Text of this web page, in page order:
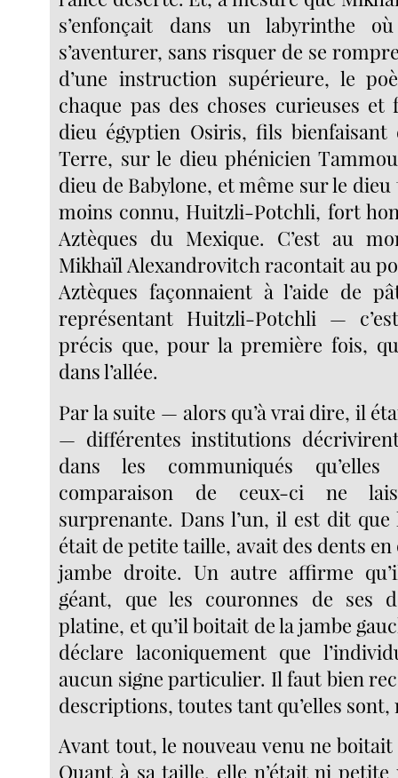
s’enfonçait dans un labyrinthe
s’aventurer, sans risquer de se
d’une instruction supérieure, le
chaque pas des choses curieuses
dieu égyptien Osiris, fils
Terre, sur le dieu phénicien
dieu de Babylone, et même sur le
moins connu, Huitzli-Potchli, fort
Aztèques du Mexique. C’est au
Mikhaïl Alexandrovitch racontait au
Aztèques façonnaient à l’aide de
représentant Huitzli-Potchli —
précis que, pour la première fois,
dans l’allée.
Par la suite — alors qu’à vrai dire, il
— différentes institutions
dans les communiqués
comparaison de ceux-ci ne
surprenante. Dans l’un, il est dit que
était de petite taille, avait des dents
jambe droite. Un autre affirme qu’il
géant, que les couronnes de ses
platine, et qu’il boitait de la jambe
déclare laconiquement que
aucun signe particulier. Il faut bien
descriptions, toutes tant qu’elles
Avant tout, le nouveau venu ne boitait
Quant à sa taille, elle n’était ni